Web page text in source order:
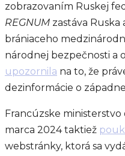
zobrazovaním Ruskej
REGNUM zastáva
brániaceho
národnej bezpečnosti a
upozornila na to, že
dezinformácie o
Francúzske
marca 2024 taktiež
webstránky, ktorá sa